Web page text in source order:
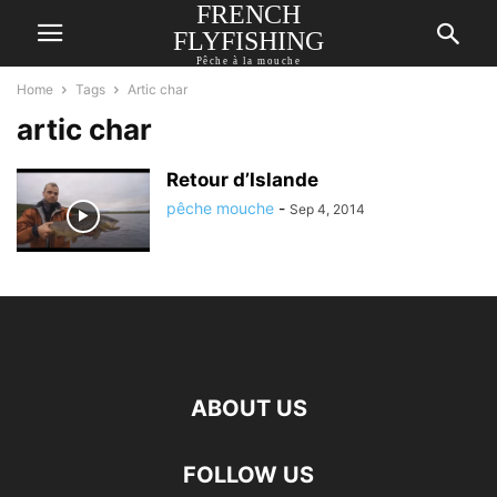
FRENCH
FLYFISHING
Pêche à la mouche
Home Tags Artic char
artic char
Retour d’Islande
pêche mouche - Sep 4, 2014
ABOUT US
FOLLOW US